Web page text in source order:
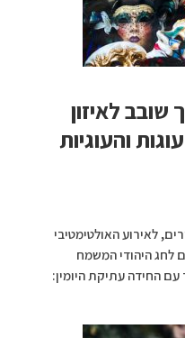
שובב לאיזון
והעוגיות
לאירוע האולטימטיבי
לחג היהודי המשמח
החידה עתיקת היומין: